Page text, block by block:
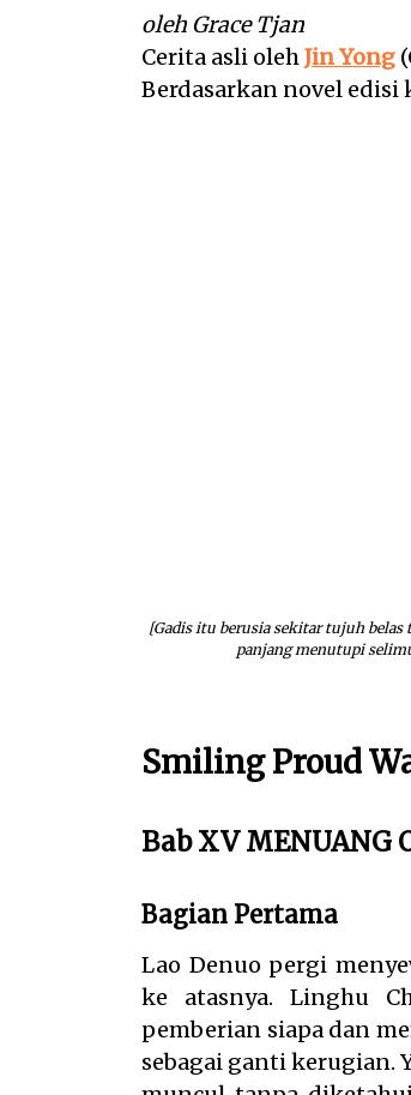
oleh Grace Tjan
Cerita asli olehJin Yong
Berdasarkan novel edisi
[Gadis itu berusia sekitar tujuh belas
panjang menutupi
Smiling Proud
Bab XV MENUANG
Bagian Pertama
Lao Denuo pergi
ke atasnya. Linghu
pemberian siapa dan
sebagai ganti kerugian.